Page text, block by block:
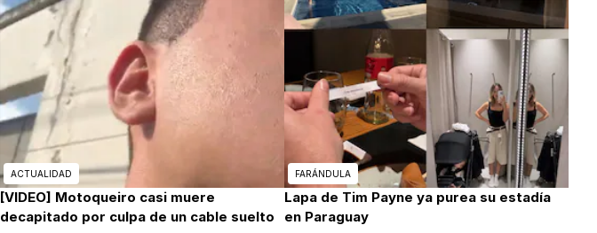
ACTUALIDAD
[VIDEO] Motoqueiro casi muere
decapitado por culpa de un cable suelto
FARÁNDULA
Lapa de Tim Payne ya purea su estadía
en Paraguay